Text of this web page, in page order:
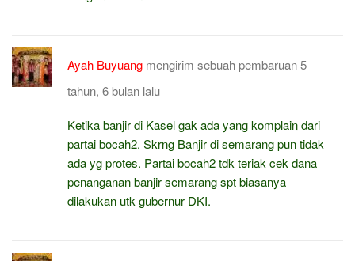
Ayah Buyuang mengirim sebuah pembaruan5
tahun, 6 bulan lalu
Ketika banjir di Kasel gak ada yang komplain dari
partai bocah2. Skrng Banjir di semarang pun tidak
ada yg protes. Partai bocah2 tdk teriak cek dana
penanganan banjir semarang spt biasanya
dilakukan utk gubernur DKI.